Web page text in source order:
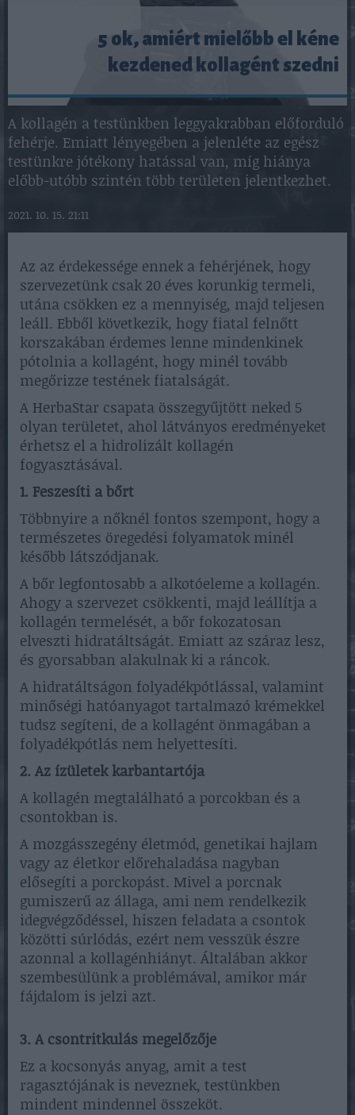
5 ok, amiért mielőbb el kéne
kezdened kollagént szedni
A kollagén a testünkben leggyakrabban előforduló
fehérje. Emiatt lényegében a jelenléte az egész
testünkre jótékony hatással van, míg hiánya
előbb-utóbb szintén több területen jelentkezhet.
2021. 10. 15. 21:11
Az az érdekessége ennek a fehérjének, hogy
szervezetünk csak 20 éves korunkig termeli,
utána csökken ez a mennyiség, majd teljesen
leáll. Ebből következik, hogy fiatal felnőtt
korszakában érdemes lenne mindenkinek
pótolnia a kollagént, hogy minél tovább
megőrizze testének fiatalságát.
A HerbaStar csapata összegyűjtött neked 5
olyan területet, ahol látványos eredményeket
érhetsz el a hidrolizált kollagén
fogyasztásával.
1. Feszesíti a bőrt
Többnyire a nőknél fontos szempont, hogy a
természetes öregedési folyamatok minél
később látszódjanak.
A bőr legfontosabb a alkotóeleme a kollagén.
Ahogy a szervezet csökkenti, majd leállítja a
kollagén termelését, a bőr fokozatosan
elveszti hidratáltságát. Emiatt az száraz lesz,
és gyorsabban alakulnak ki a ráncok.
A hidratáltságon folyadékpótlással, valamint
minőségi hatóanyagot tartalmazó krémekkel
tudsz segíteni, de a kollagént önmagában a
folyadékpótlás nem helyettesíti.
2. Az ízületek karbantartója
A kollagén megtalálható a porcokban és a
csontokban is.
A mozgásszegény életmód, genetikai hajlam
vagy az életkor előrehaladása nagyban
elősegíti a porckopást. Mivel a porcnak
gumiszerű az állaga, ami nem rendelkezik
idegvégződéssel, hiszen feladata a csontok
közötti súrlódás, ezért nem vesszük észre
azonnal a kollagénhiányt. Általában akkor
szembesülünk a problémával, amikor már
fájdalom is jelzi azt.
3. A csontritkulás megelőzője
Ez a kocsonyás anyag, amit a test
ragasztójának is neveznek, testünkben
mindent mindennel összeköt.